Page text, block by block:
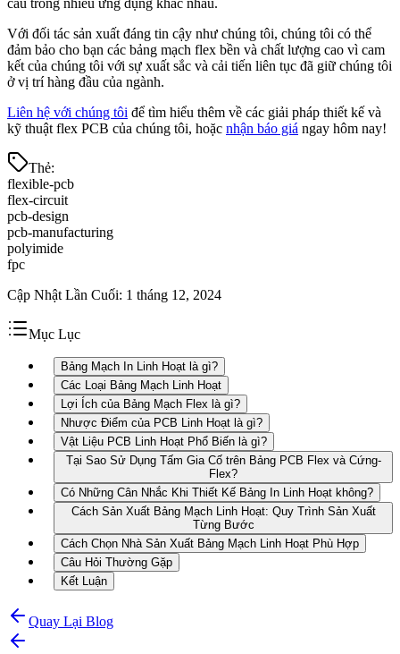
cầu trong nhiều ứng dụng khác nhau.
Với đối tác sản xuất đáng tin cậy như chúng tôi, chúng tôi có thể
đảm bảo cho bạn các bảng mạch flex bền và chất lượng cao vì cam
kết của chúng tôi với sự xuất sắc và cải tiến liên tục đã giữ chúng tôi
ở vị trí hàng đầu của ngành.
Liên hệ với chúng tôi để tìm hiểu thêm về các giải pháp thiết kế và
kỹ thuật flex PCB của chúng tôi, hoặc nhận báo giá ngay hôm nay!
Thẻ:
flexible-pcb
flex-circuit
pcb-design
pcb-manufacturing
polyimide
fpc
Cập Nhật Lần Cuối: 1 tháng 12, 2024
Mục Lục
Bảng Mạch In Linh Hoạt là gì?
Các Loại Bảng Mạch Linh Hoạt
Lợi Ích của Bảng Mạch Flex là gì?
Nhược Điểm của PCB Linh Hoạt là gì?
Vật Liệu PCB Linh Hoạt Phổ Biến là gì?
Tại Sao Sử Dụng Tấm Gia Cố trên Bảng PCB Flex và Cứng-
Flex?
Có Những Cân Nhắc Khi Thiết Kế Bảng In Linh Hoạt không?
Cách Sản Xuất Bảng Mạch Linh Hoạt: Quy Trình Sản Xuất
Từng Bước
Cách Chọn Nhà Sản Xuất Bảng Mạch Linh Hoạt Phù Hợp
Câu Hỏi Thường Gặp
Kết Luận
Quay Lại Blog